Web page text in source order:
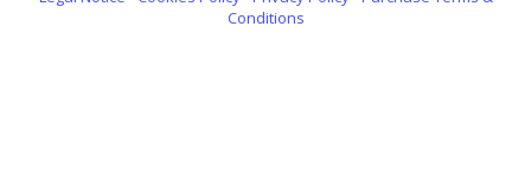
Conditions